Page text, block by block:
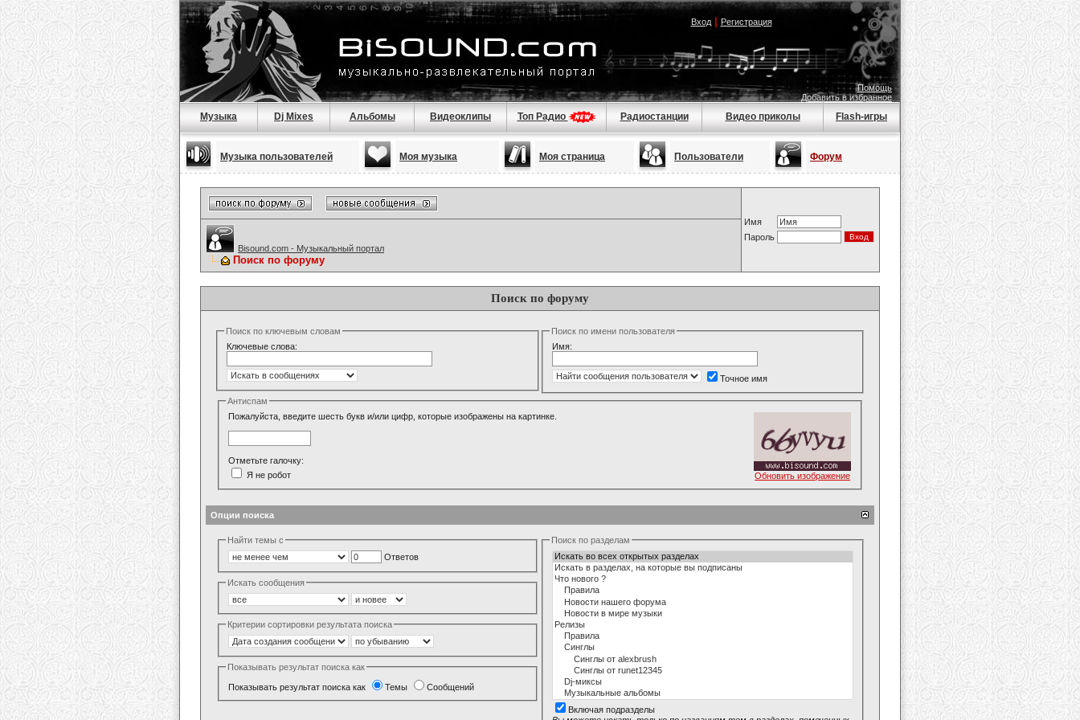
Вход| Регистрация
Помощь
Добавить в избранное
Музыка Dj Mixes Альбомы Видеоклипы Топ Радио Радиостанции Видео приколы Flash-игры
Музыка пользователей Моя музыка Моя страница Пользователи Форум
Имя
Пароль
Bisound.com - Музыкальный портал
Поиск по форуму
Поиск по форуму
Поиск по ключевым словам
Ключевые слова:
Поиск по имени пользователя
Имя:
Точное имя
Антиспам
Пожалуйста, введите шесть букв и/или цифр, которые изображены на картинке.
Отметьте галочку:
Я не робот
Обновить изображение
Опции поиска
Найти темы с
Ответов
Искать сообщения
Критерии сортировки результата поиска
Показывать результат поиска как
Показывать результат поиска как Темы Сообщений
Поиск по разделам
Включая подразделы